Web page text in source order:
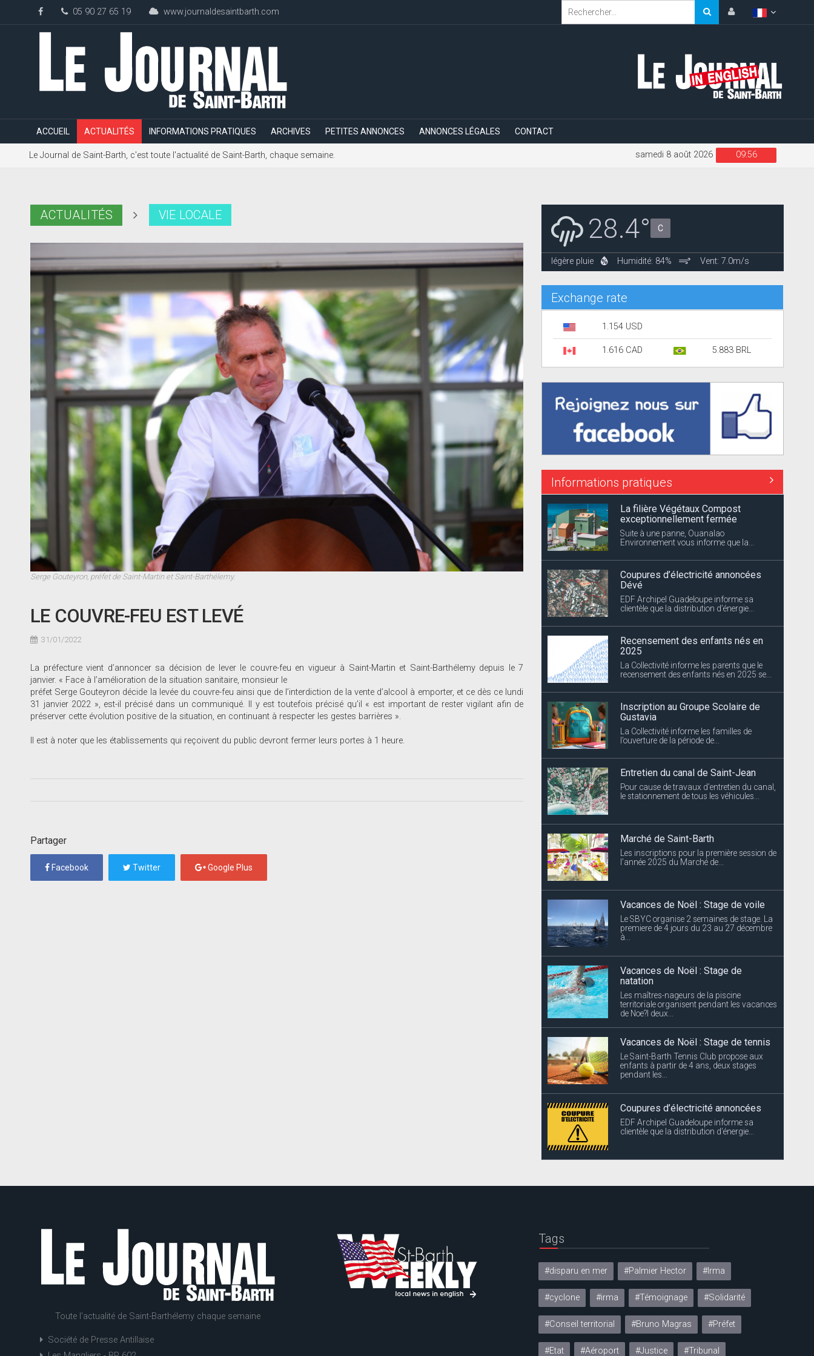
05 90 27 65 19 www.journaldesaintbarth.com
ACCUEIL ACTUALITÉS INFORMATIONS PRATIQUES ARCHIVES PETITES ANNONCES ANNONCES LÉGALES CONTACT
Le Journal de Saint-Barth, c'est toute l'actualité de Saint-Barth, chaque semaine. 09:56
samedi 8 août 2026
ACTUALITÉS VIE LOCALE
Serge Gouteyron, préfet de Saint-Martin et Saint-Barthélemy.
LE COUVRE-FEU EST LEVÉ
31/01/2022
La préfecture vient d’annoncer sa décision de lever le couvre-feu en vigueur à Saint-Martin et Saint-Barthélemy depuis le 7
janvier. « Face à l’amélioration de la situation sanitaire, monsieur le
préfet Serge Gouteyron décide la levée du couvre-feu ainsi que de l’interdiction de la vente d’alcool à emporter, et ce dès ce lundi
31 janvier 2022 », est-il précisé dans un communiqué. Il y est toutefois précisé qu’il « est important de rester vigilant afin de
préserver cette évolution positive de la situation, en continuant à respecter les gestes barrières ».
Il est à noter que les établissements qui reçoivent du public devront fermer leurs portes à 1 heure.
Partager
Facebook Twitter Google Plus
28.4° C
légère pluie Humidité: 84% Vent: 7.0m/s
Exchange rate
1.154 USD
1.616 CAD 5.883 BRL
Informations pratiques
La filière Végétaux Compost
exceptionnellement fermée
Suite à une panne, Ouanalao
Environnement vous informe que la...
Coupures d’électricité annoncées
Dévé
EDF Archipel Guadeloupe informe sa
clientèle que la distribution d’énergie...
Recensement des enfants nés en
2025
La Collectivité informe les parents que le
recensement des enfants nés en 2025 se...
Inscription au Groupe Scolaire de
Gustavia
La Collectivité informe les familles de
l’ouverture de la période de...
Entretien du canal de Saint-Jean
Pour cause de travaux d’entretien du canal,
le stationnement de tous les véhicules...
Marché de Saint-Barth
Les inscriptions pour la première session de
l’année 2025 du Marché de...
Vacances de Noël : Stage de voile
Le SBYC organise 2 semaines de stage. La
premiere de 4 jours du 23 au 27 décembre
à...
Vacances de Noël : Stage de
natation
Les maîtres-nageurs de la piscine
territoriale organisent pendant les vacances
de Noe?l deux...
Vacances de Noël : Stage de tennis
Le Saint-Barth Tennis Club propose aux
enfants à partir de 4 ans, deux stages
pendant les...
Coupures d’électricité annoncées
EDF Archipel Guadeloupe informe sa
clientèle que la distribution d’énergie...
Toute l'actualité de Saint-Barthélemy chaque semaine
Société de Presse Antillaise
Tags
#disparu en mer #Palmier Hector #Irma
#cyclone #irma #Témoignage #Solidarité
#Conseil territorial #Bruno Magras #Préfet
#Etat #Aéroport #Justice #Tribunal